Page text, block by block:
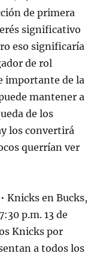
de primera
significativo
eso significaría
de rol
importante de la
mantener a
de los
los convertirá
querrían ver
Knicks en Bucks,
p.m. 13 de
Knicks por
a todos los